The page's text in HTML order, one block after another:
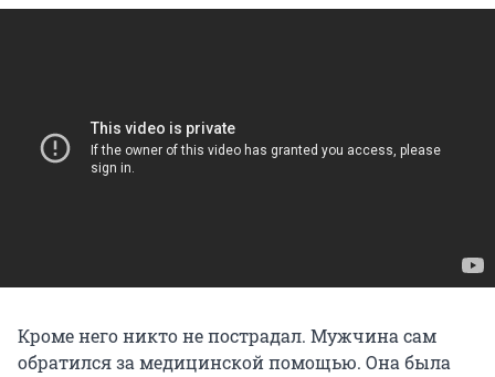
Кроме него никто не пострадал. Мужчина сам
обратился за медицинской помощью. Она была